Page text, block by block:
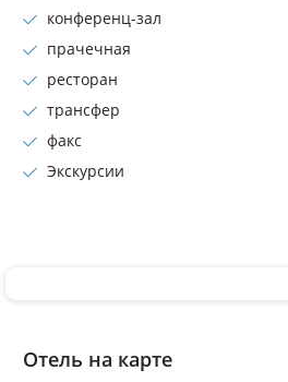
конференц-зал
прачечная
ресторан
трансфер
факс
Экскурсии
Отель на карте